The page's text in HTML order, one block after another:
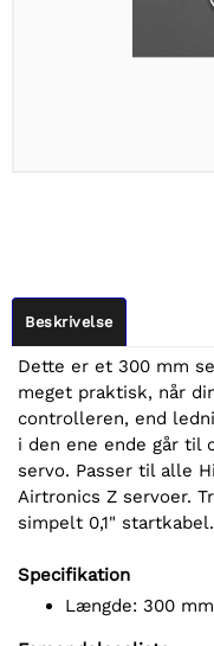
Beskrivelse
Dette er et 300 mm
meget praktisk, når
controlleren, end
i den ene ende går til
servo. Passer til alle
Airtronics Z servoer.
simpelt 0,1" startkabel.
Specifikation
Længde: 300